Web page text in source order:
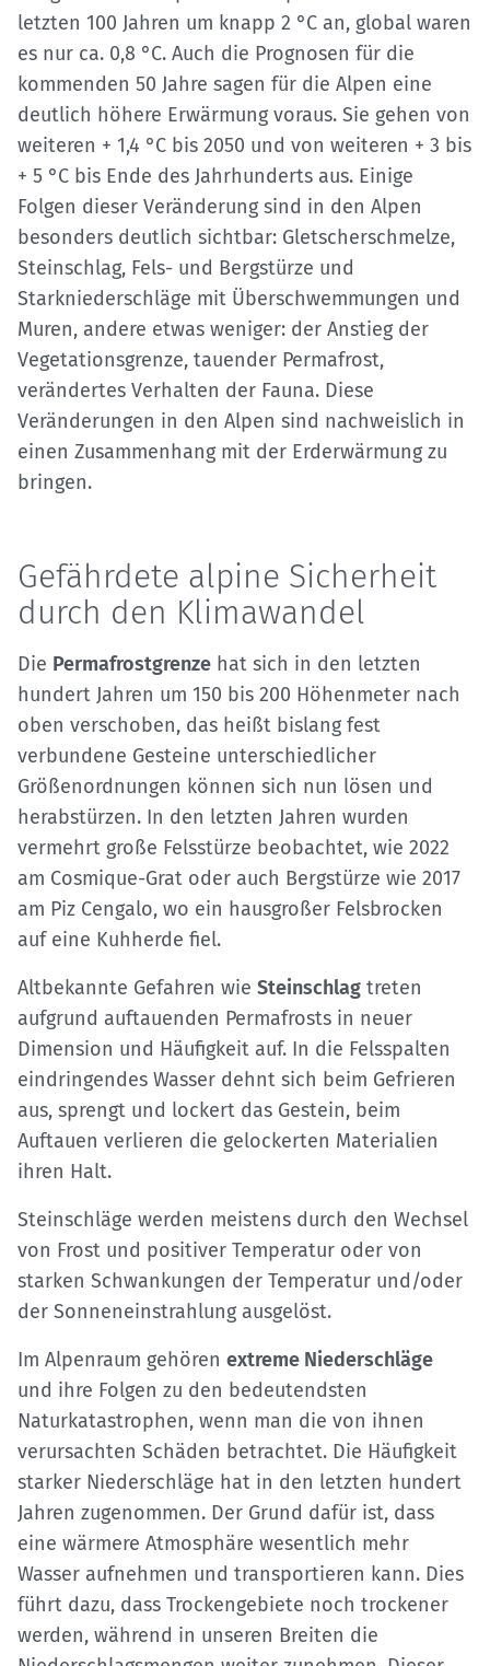
letzten 100 Jahren um knapp 2 °C an, global waren
es nur ca. 0,8 °C. Auch die Prognosen für die
kommenden 50 Jahre sagen für die Alpen eine
deutlich höhere Erwärmung voraus. Sie gehen von
weiteren + 1,4 °C bis 2050 und von weiteren + 3 bis
+ 5 °C bis Ende des Jahrhunderts aus. Einige
Folgen dieser Veränderung sind in den Alpen
besonders deutlich sichtbar: Gletscherschmelze,
Steinschlag, Fels- und Bergstürze und
Starkniederschläge mit Überschwemmungen und
Muren, andere etwas weniger: der Anstieg der
Vegetationsgrenze, tauender Permafrost,
verändertes Verhalten der Fauna. Diese
Veränderungen in den Alpen sind nachweislich in
einen Zusammenhang mit der Erderwärmung zu
bringen.
Gefährdete alpine Sicherheit
durch den Klimawandel
Die Permafrostgrenze hat sich in den letzten
hundert Jahren um 150 bis 200 Höhenmeter nach
oben verschoben, das heißt bislang fest
verbundene Gesteine unterschiedlicher
Größenordnungen können sich nun lösen und
herabstürzen. In den letzten Jahren wurden
vermehrt große Felsstürze beobachtet, wie 2022
am Cosmique-Grat oder auch Bergstürze wie 2017
am Piz Cengalo, wo ein hausgroßer Felsbrocken
auf eine Kuhherde fiel.
Altbekannte Gefahren wie Steinschlag treten
aufgrund auftauenden Permafrosts in neuer
Dimension und Häufigkeit auf. In die Felsspalten
eindringendes Wasser dehnt sich beim Gefrieren
aus, sprengt und lockert das Gestein, beim
Auftauen verlieren die gelockerten Materialien
ihren Halt.
Steinschläge werden meistens durch den Wechsel
von Frost und positiver Temperatur oder von
starken Schwankungen der Temperatur und/oder
der Sonneneinstrahlung ausgelöst.
Im Alpenraum gehören extreme Niederschläge
und ihre Folgen zu den bedeutendsten
Naturkatastrophen, wenn man die von ihnen
verursachten Schäden betrachtet. Die Häufigkeit
starker Niederschläge hat in den letzten hundert
Jahren zugenommen. Der Grund dafür ist, dass
eine wärmere Atmosphäre wesentlich mehr
Wasser aufnehmen und transportieren kann. Dies
führt dazu, dass Trockengebiete noch trockener
werden, während in unseren Breiten die